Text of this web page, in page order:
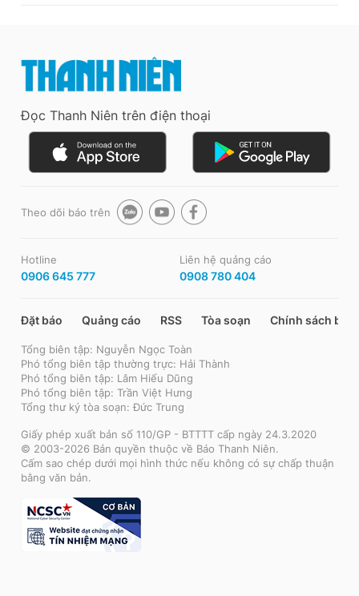
Đọc Thanh Niên trên điện thoại
Theo dõi báo trên
Hotline
0906 645 777
Liên hệ quảng cáo
0908 780 404
Đặt báo Quảng cáo RSS Tòa soạn Chính sách bảo
Tổng biên tập: Nguyễn Ngọc Toàn
Phó tổng biên tập thường trực: Hải Thành
Phó tổng biên tập: Lâm Hiếu Dũng
Phó tổng biên tập: Trần Việt Hưng
Tổng thư ký tòa soạn: Đức Trung
Giấy phép xuất bản số 110/GP - BTTTT cấp ngày 24.3.2020
© 2003-2026 Bản quyền thuộc về Báo Thanh Niên.
Cấm sao chép dưới mọi hình thức nếu không có sự chấp thuận
bằng văn bản.